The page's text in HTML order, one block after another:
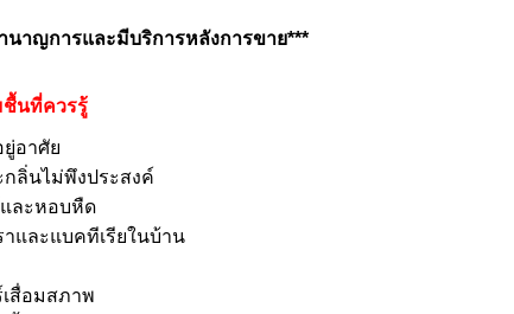
าญการและมีบริการหลังการขาย***
ชื้นที่ควรรู้
อาศัย
ลิ่นไม่พึงประสงค์
ละหอบหืด
าและแบคทีเรียในบ้าน
เสื่อมสภาพ